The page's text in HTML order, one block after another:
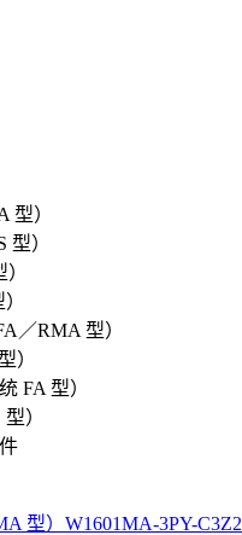
型）
型）
／RMA 型）
）
FA 型）
）
型） W1601MA-3PY-C3Z2